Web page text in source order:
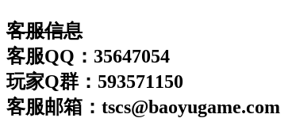
客服信息
客服QQ：35647054
玩家Q群：593571150
客服邮箱：tscs@baoyugame.com